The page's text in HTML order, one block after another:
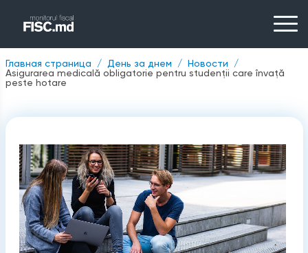
Главная страница День за днем
Новости
Asigurarea medicală obligatorie pentru studenții care învață
peste hotare